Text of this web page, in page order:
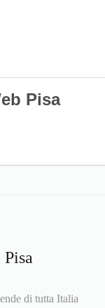
Pisa
di tutta Italia